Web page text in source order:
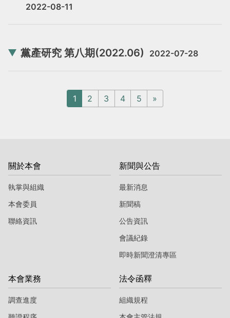
2022-08-11
黨產研究 第八期(2022.06) 2022-07-28
1 2 3 4 5 »
關於本會
執掌與組織
本會委員
聯絡資訊
新聞與公告
最新消息
新聞稿
公告資訊
會議紀錄
即時新聞澄清專區
本會業務
調查進度
法令函釋
組織規程